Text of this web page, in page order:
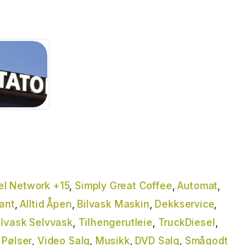
Network +15, Simply Great Coffee ,Automat
,Alltid Åpen Bilvask Maskin Dekkservice
Selvvask, Tilhengerutleie TruckDiesel
Pølser, Video Salg Musikk, DVD Salg Smågodt